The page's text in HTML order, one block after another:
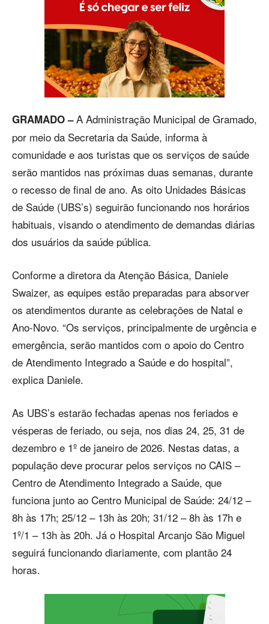
GRAMADO –A Administração Municipal de Gramado,
por meio da Secretaria da Saúde, informa à
comunidade e aos turistas que os serviços de saúde
serão mantidos nas próximas duas semanas, durante
o recesso de final de ano. As oito Unidades Básicas
de Saúde (UBS’s) seguirão funcionando nos horários
habituais, visando o atendimento de demandas diárias
dos usuários da saúde pública.
Conforme a diretora da Atenção Básica, Daniele
Swaizer, as equipes estão preparadas para absorver
os atendimentos durante as celebrações de Natal e
Ano-Novo. “Os serviços, principalmente de urgência e
emergência, serão mantidos com o apoio do Centro
de Atendimento Integrado a Saúde e do hospital”,
explica Daniele.
As UBS’s estarão fechadas apenas nos feriados e
vésperas de feriado, ou seja, nos dias 24, 25, 31 de
dezembro e 1º de janeiro de 2026. Nestas datas, a
população deve procurar pelos serviços no CAIS –
Centro de Atendimento Integrado a Saúde, que
funciona junto ao Centro Municipal de Saúde: 24/12 –
8h às 17h; 25/12 – 13h às 20h; 31/12 – 8h às 17h e
1º/1 – 13h às 20h. Já o Hospital Arcanjo São Miguel
seguirá funcionando diariamente, com plantão 24
horas.